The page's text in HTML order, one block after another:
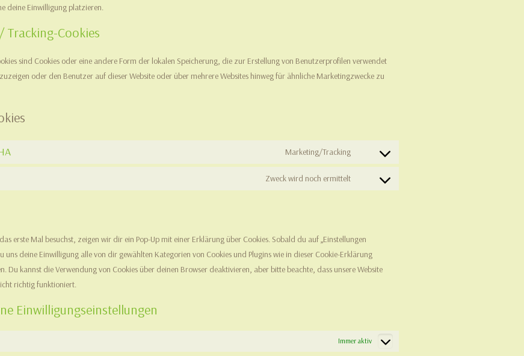
deine Einwilligung platzieren.
Tracking-Cookies
sind Cookies oder eine andere Form der lokalen Speicherung, die zur Erstellung von Benutzerprofilen verwendet
oder den Benutzer auf dieser Website oder über mehrere Websites hinweg für ähnliche Marketingzwecke zu
Marketing/Tracking
Consent
Zweck wird noch ermittelt
Consent
erste Mal besuchst, zeigen wir dir ein Pop-Up mit einer Erklärung über Cookies. Sobald du auf „Einstellungen
uns deine Einwilligung alle von dir gewählten Kategorien von Cookies und Plugins wie in dieser Cookie-Erklärung
Du kannst die Verwendung von Cookies über deinen Browser deaktivieren, aber bitte beachte, dass unsere Website
richtig funktioniert.
Einwilligungseinstellungen
Immer aktiv